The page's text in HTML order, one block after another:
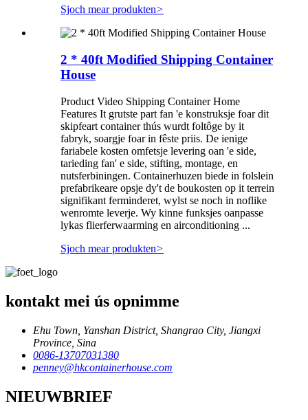
Sjoch mear produkten>
2 * 40ft Modified Shipping Container
House
Product Video Shipping Container Home
Features It grutste part fan 'e konstruksje foar dit
skipfeart container thús wurdt foltôge by it
fabryk, soargje foar in fêste priis. De ienige
fariabele kosten omfetsje levering oan 'e side,
tarieding fan' e side, stifting, montage, en
nutsferbiningen. Containerhuzen biede in folslein
prefabrikeare opsje dy't de boukosten op it terrein
signifikant ferminderet, wylst se noch in noflike
wenromte leverje. Wy kinne funksjes oanpasse
lykas flierferwaarming en airconditioning ...
Sjoch mear produkten>
kontakt mei ús opnimme
Ehu Town, Yanshan District, Shangrao City, Jiangxi
Province, Sina
0086-13707031380
penney@hkcontainerhouse.com
NIEUWBRIEF